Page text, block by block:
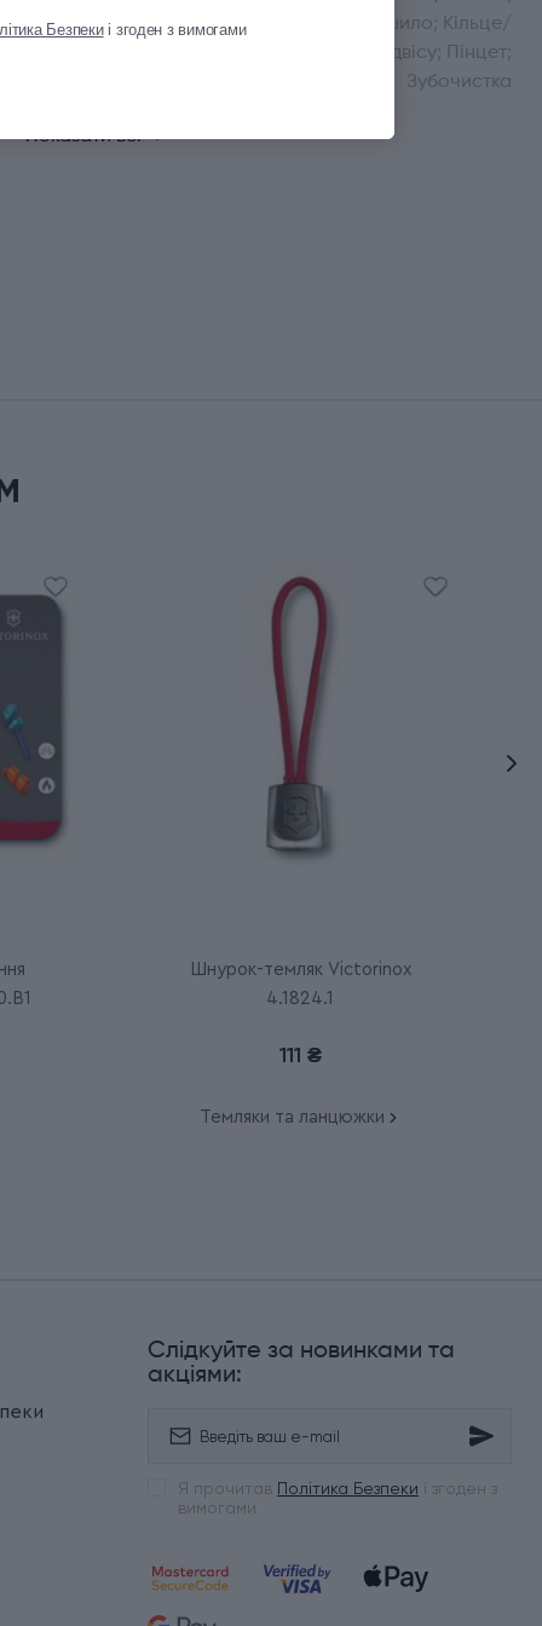
Дірокол-шило; Кільце/
отвір для підвісу; Пінцет;
Зубочистка
Показати всі
Шнурок-темляк Victorinox
4.1824.1
111 ₴
Темляки та ланцюжки
Слідкуйте за новинками та
акціями:
Я прочитав Політика Безпеки і згоден з
вимогами
Безпекиі згоден з вимогами